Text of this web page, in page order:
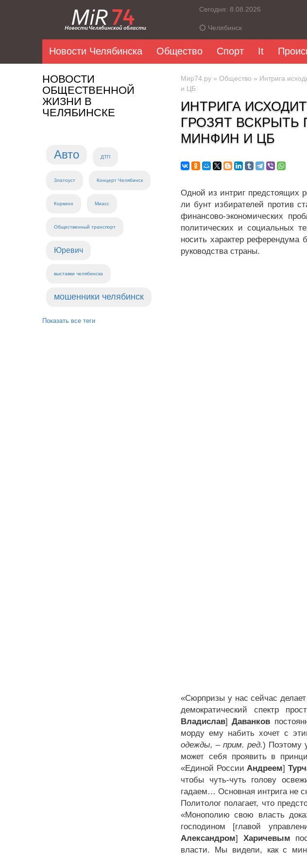
Сегодня: 8.08.2026
Челябинск
Новости Челябинска Общество Спорт It
НОВОСТИ
ОБЩЕСТВЕННОЙ
ЖИЗНИ В
ЧЕЛЯБИНСКЕ
Авто ДТП
Златоуст Концерт Челябинск
Коркино Миасс
Общественный транспорт
Юревич
выставки челябинска
мошенники челябинск
Показать все теги
Мир74.ру » Общество » Интрига
и ЦБ
ИНТРИГА
ГРОЗЯТ
МИНФИН И ЦБ
Одной из интриг предстоящих
ли бунт избирателей против
финансово-экономических
политических и социальных
носить характер референдума
руководства страны.
«Сюрпризы у нас сейчас
демократический спектр
Владислав]Даванков
морду ему набить хочет с
одежды, – прим. ред.) Поэтому
может себя проявить в
«Единой РоссииАндреем]
чтобы чуть-чуть голову
гадаем… Основная интрига не
Политолог полагает, что
«Монополию свою власть
господином [главой
Александром] Харичевым
власти. Мы видели, как с